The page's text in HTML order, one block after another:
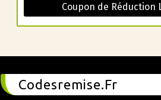
Coupon de Réduction
Codesremise.Fr